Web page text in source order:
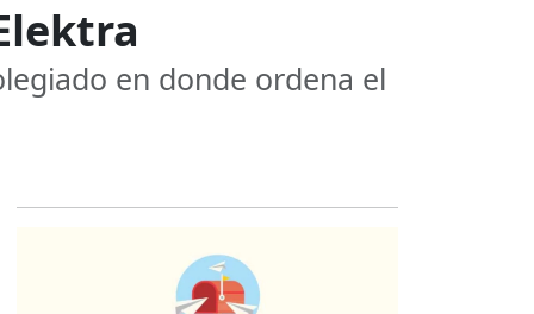
en donde ordena el